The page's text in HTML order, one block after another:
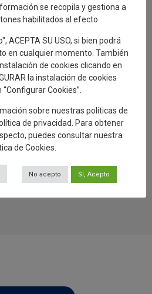
a Talavera
la Reina, a New Paradigm
en la segunda ruta
Alfareras
“El Viaje del Barro.
Los Alfares», una muestra sobre
se recopila y gestiona a
habilitados al efecto.
ACEPTA SU USO, si bien podrá
en cualquier momento. También
de cookies clicando en
la instalación de cookies
Cookies”.
sobre nuestras políticas de
de privacidad. Para obtener
puedes consultar nuestra
de Cookies.
No acepto Sí, Acepto